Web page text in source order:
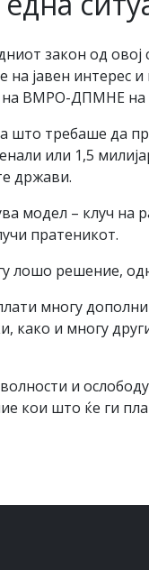
закон од
на јавен интерес
на ВМРО-ДПМНЕ на
што требаше да
или 1,5
држави.
модел – клуч на
пратеникот.
лошо решение,
многу
како и многу
и
кои што ќе ги